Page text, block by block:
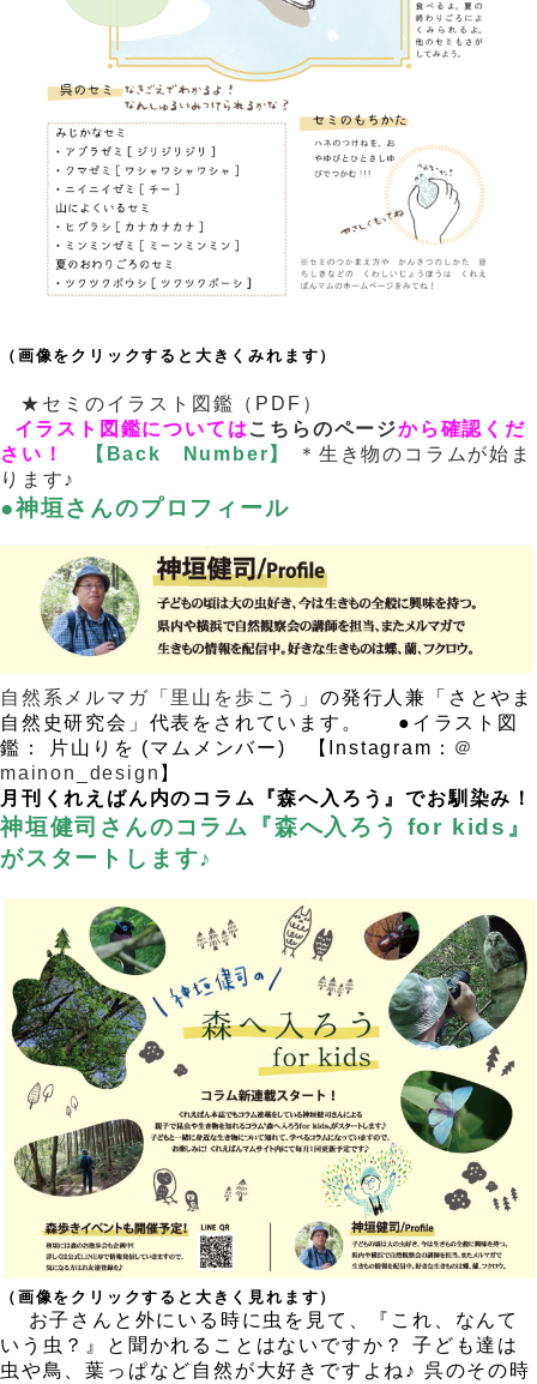
（画像をクリックすると大きくみれます）
★セミのイラスト図鑑（PDF）
イラスト図鑑については こちらのページから確認くだ
さい！
【Back Number】
＊生き物のコラムが始ま
ります♪
●神垣さんのプロフィール
自然系メルマガ「里山を歩こう」 の発行人兼「さとやま
自然史研究会」代表をされています。
●イラスト図
鑑： 片山りを (マムメンバー) 【Instagram： ＠
mainon_design 】
月刊くれえばん内のコラム『森へ入ろう』でお馴染み！
神垣健司さんのコラム『森へ入ろう for kids』
がスタートします♪
（画像をクリックすると大きく見れます）
お子さんと外にいる時に虫を見て、『これ、なんて
いう虫？』と聞かれることはないですか？ 子ども達は
虫や鳥、葉っぱなど自然が大好きですよね♪ 呉のその時